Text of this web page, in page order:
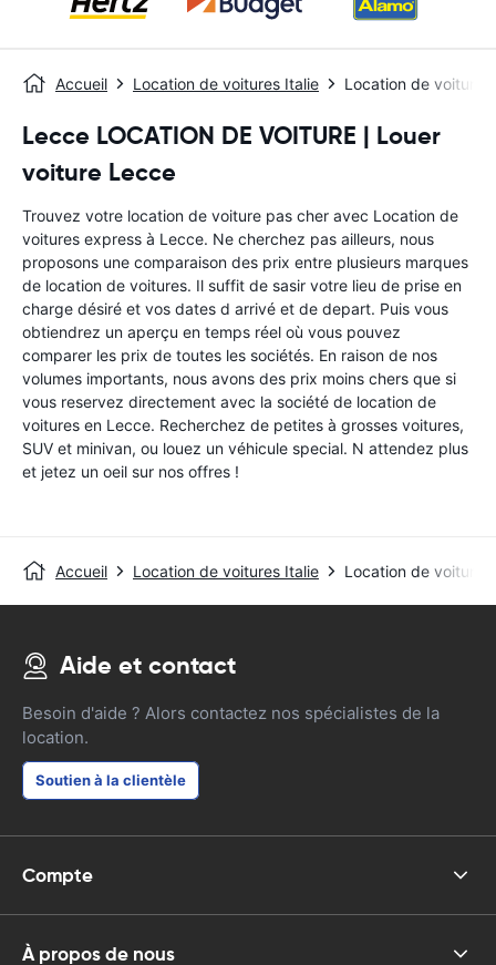
Accueil Location de voitures Italie Location de voitures
Lecce LOCATION DE VOITURE | Louer
voiture Lecce
Trouvez votre location de voiture pas cher avec Location de
voitures express à Lecce. Ne cherchez pas ailleurs, nous
proposons une comparaison des prix entre plusieurs marques
de location de voitures. Il suffit de sasir votre lieu de prise en
charge désiré et vos dates d arrivé et de depart. Puis vous
obtiendrez un aperçu en temps réel où vous pouvez
comparer les prix de toutes les sociétés. En raison de nos
volumes importants, nous avons des prix moins chers que si
vous reservez directement avec la société de location de
voitures en Lecce. Recherchez de petites à grosses voitures,
SUV et minivan, ou louez un véhicule special. N attendez plus
et jetez un oeil sur nos offres !
Accueil Location de voitures Italie Location de voitures
Aide et contact
Besoin d'aide ? Alors contactez nos spécialistes de la
location.
Soutien à la clientèle
Compte
À propos de nous